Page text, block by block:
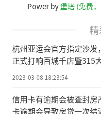
Power by堡塔 (免费
杭州亚运会官方指定沙发
正式打响百城千店暨315
2023-03-08 18:23:54
信用卡有逾期会被查封房
卡逾期会导致房贷一次结